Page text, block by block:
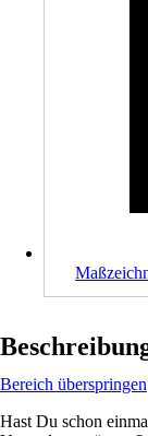
Bereich überspringen
Hast Du schon